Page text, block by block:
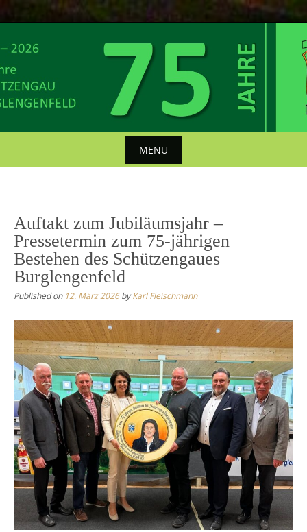
to
content
MENU
content
Auftakt zum Jubiläumsjahr –
Pressetermin zum 75-jährigen
Bestehen des Schützengaues
Burglengenfeld
Published on 12. März 2026byKarl Fleischmann